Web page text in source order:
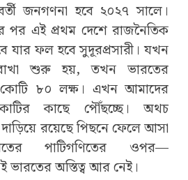
জনগণনা হবে ২০২৭ সালে।
পর এই প্রথম দেশে রাজনৈতিক
যার ফল হবে সুদূরপ্রসারী। যখন
রাখা শুরু হয়, তখন ভারতের
৮০ লক্ষ। এখন আমাদের
কাছে পৌঁছচ্ছে। অথচ
দাড়িয়ে রয়েছে পিছনে ফেলে আসা
পাটিগণিতের ওপর—
ভারতের অস্তিত্ব আর নেই।